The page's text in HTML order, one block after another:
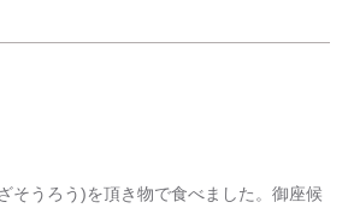
そうろう)を頂き物で食べました。御座候